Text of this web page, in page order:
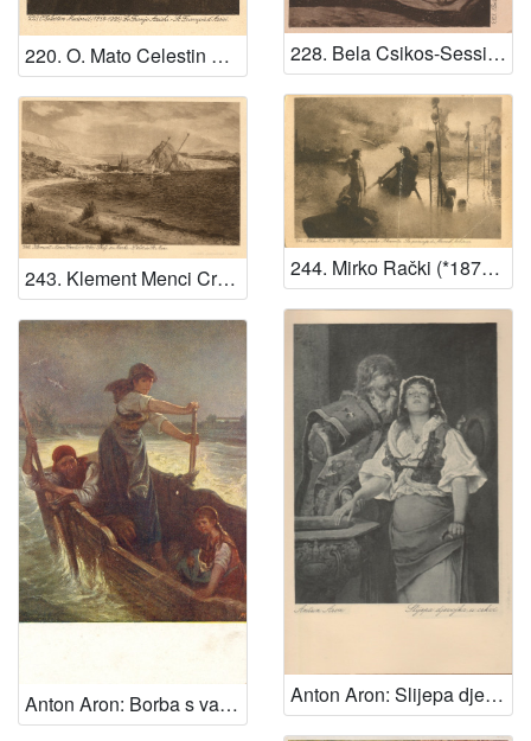
220. O. Mato Celestin Medović (1859-1920): Sv. Franjo Assiski - St. Francois d'Assisi 228. Bela Csikos-Sessia (*1864): Oplakivanje Isusa - Pieta
243. Klement Menci Crnčić (*1866): Školj sv. Marka - L'ilot de St. Marc 244. Mirko Rački (*1879): Prijelaz preko Aheronta. Le passage du fleuve d'Acheron
Anton Aron: Borba s valovima Anton Aron: Slijepa djevojka u crkvi